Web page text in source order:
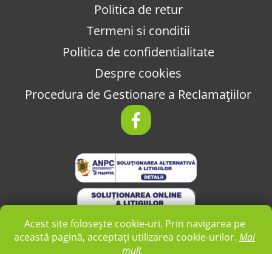
Politica de retur
Termeni si conditii
Politica de confidentialitate
Despre cookies
Procedura de Gestionare a Reclamațiilor
Acest site folosește cookie-uri. Prin navigarea pe
această pagină, acceptați utilizarea cookie-urilor. Mai
mult